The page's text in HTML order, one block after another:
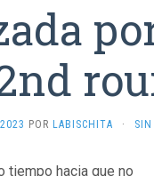
POR LABISCHITA ·
tiempo hacia que no